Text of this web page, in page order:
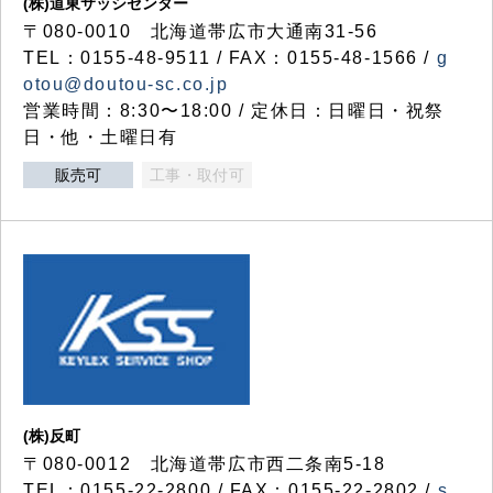
〒080-0010 北海道帯広市大通南31-56
TEL：0155-48-9511 / FAX：0155-48-1566 / g
otou@doutou-sc.co.jp
営業時間：8:30〜18:00 / 定休日：日曜日・祝祭
日・他・土曜日有
販売可 工事・取付可
(株)反町
〒080-0012 北海道帯広市西二条南5-18